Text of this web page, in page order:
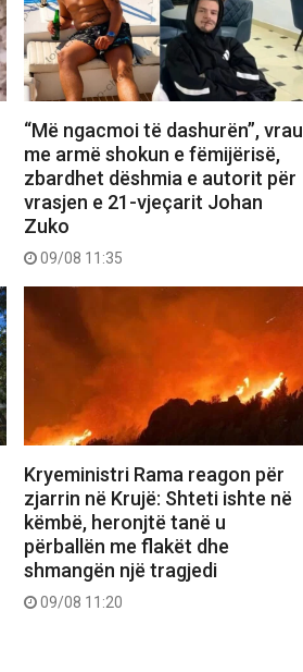
“Më ngacmoi të dashurën”, vrau
me armë shokun e fëmijërisë,
zbardhet dëshmia e autorit për
vrasjen e 21-vjeçarit Johan
Zuko
09/08 11:35
Kryeministri Rama reagon për
zjarrin në Krujë: Shteti ishte në
këmbë, heronjtë tanë u
përballën me flakët dhe
shmangën një tragjedi
09/08 11:20